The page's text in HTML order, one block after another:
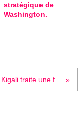
stratégique de
Washington.
Voici comment Kigali traite une femme ayant voulu se présenter à la présidentielle de 2010.